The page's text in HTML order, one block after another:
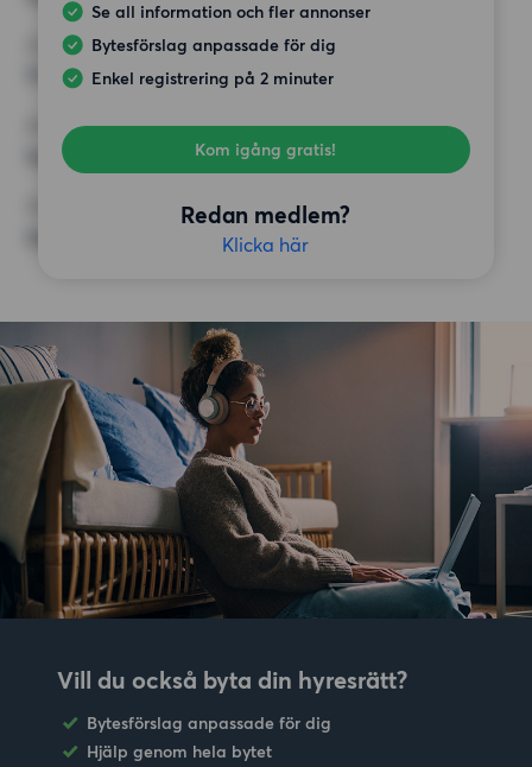
Se all information och fler annonser
Bytesförslag anpassade för dig
Enkel registrering på 2 minuter
Kom igång gratis!
Redan medlem?
Klicka här
HÖGSTA HYRA
11 000 kr
Inga speciella krav
ÖVRIGA PREFERENSER
Inga speciella preferenser
Vill du också byta din hyresrätt?
Bytesförslag anpassade för dig
Hjälp genom hela bytet